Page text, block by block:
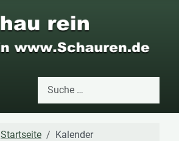
Suchen
Startseite Kalender